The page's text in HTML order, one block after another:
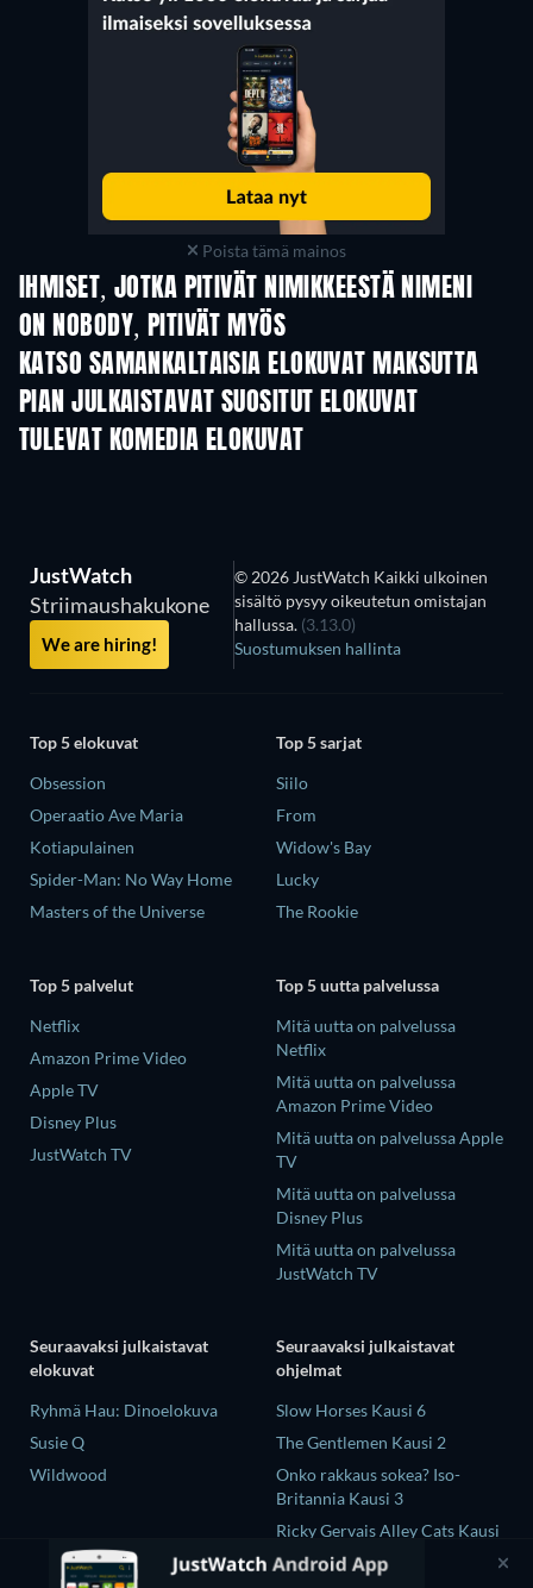
Poista tämä mainos
IHMISET, JOTKA PITIVÄT NIMIKKEESTÄ NIMENI
ON NOBODY, PITIVÄT MYÖS
KATSO SAMANKALTAISIA ELOKUVAT MAKSUTTA
PIAN JULKAISTAVAT SUOSITUT ELOKUVAT
TULEVAT KOMEDIA ELOKUVAT
JustWatch
Striimaushakukone
We are hiring!
© 2026 JustWatch Kaikki ulkoinen
sisältö pysyy oikeutetun omistajan
hallussa. (3.13.0)
Suostumuksen hallinta
Top 5 elokuvat
Obsession
Operaatio Ave Maria
Kotiapulainen
Spider-Man: No Way Home
Masters of the Universe
Top 5 sarjat
Siilo
From
Widow's Bay
Lucky
The Rookie
Top 5 palvelut
Netflix
Amazon Prime Video
Apple TV
Disney Plus
JustWatch TV
Top 5 uutta palvelussa
Mitä uutta on palvelussa
Netflix
Mitä uutta on palvelussa
Amazon Prime Video
Mitä uutta on palvelussa Apple
TV
Mitä uutta on palvelussa
Disney Plus
Mitä uutta on palvelussa
JustWatch TV
Seuraavaksi julkaistavat
elokuvat
Ryhmä Hau: Dinoelokuva
Susie Q
Wildwood
Seuraavaksi julkaistavat
ohjelmat
Slow Horses Kausi 6
The Gentlemen Kausi 2
Onko rakkaus sokea? Iso-
Britannia Kausi 3
Ricky Gervais Alley Cats Kausi
1